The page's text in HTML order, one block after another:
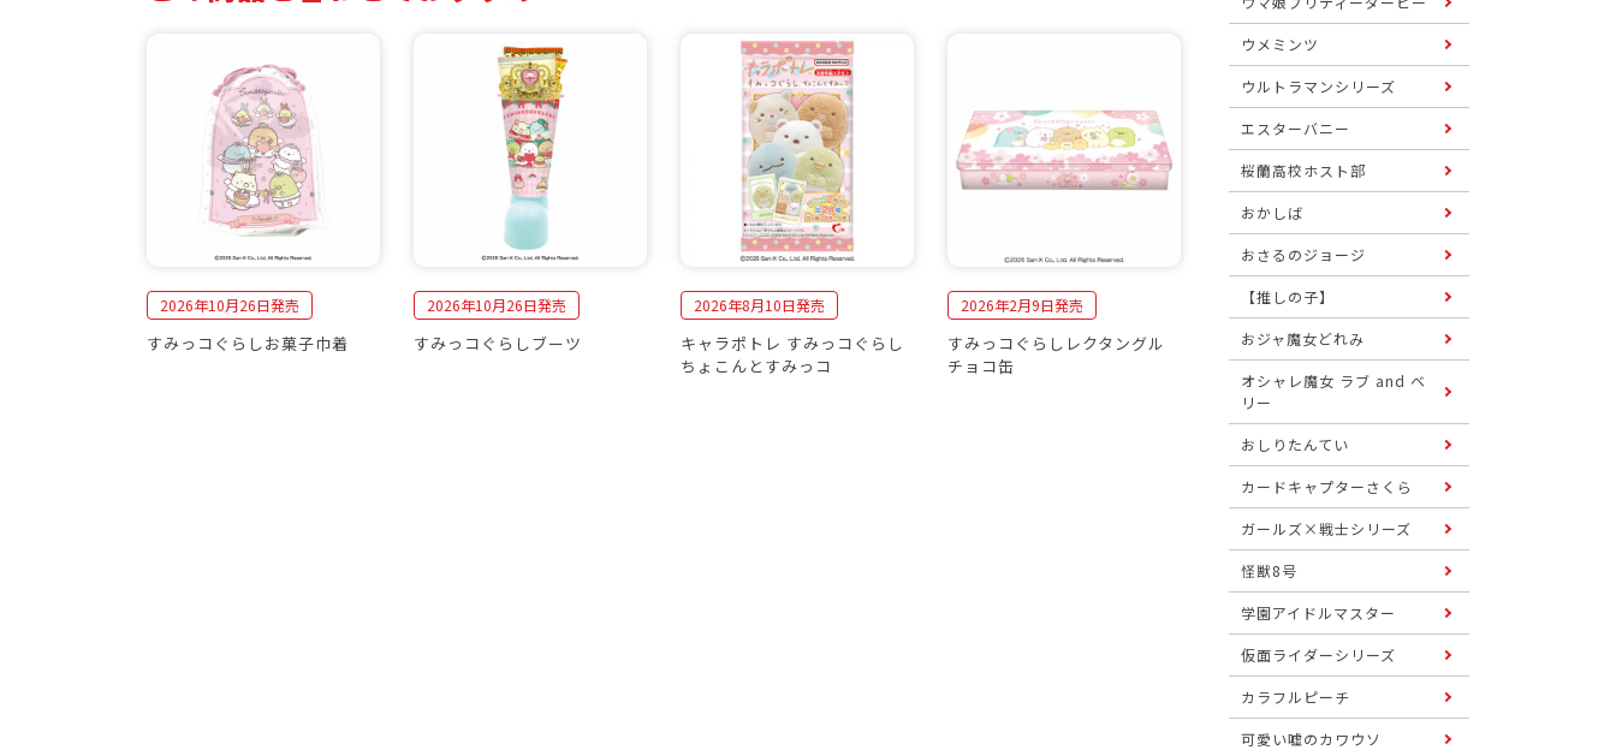
2026年10月26日発売
すみっコぐらしお菓子巾着
2026年10月26日発売
すみっコぐらしブーツ
2026年8月10日発売
キャラポトレ すみっコぐらし
ちょこんとすみっコ
2026年2月9日発売
すみっコぐらしレクタングル
チョコ缶
ウメミンツ
ウルトラマンシリーズ
エスターバニー
桜蘭高校ホスト部
おかしば
おさるのジョージ
【推しの子】
おジャ魔女どれみ
オシャレ魔女 ラブ and ベ
リー
おしりたんてい
カードキャプターさくら
ガールズ×戦士シリーズ
怪獣8号
学園アイドルマスター
仮面ライダーシリーズ
カラフルピーチ
可愛い嘘のカワウソ